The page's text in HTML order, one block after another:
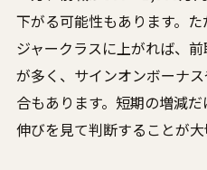
下がる可能性もあります。
ジャークラスに上がれば、
が多く、サインオンボーナ
合もあります。短期の増減
伸びを見て判断することが大